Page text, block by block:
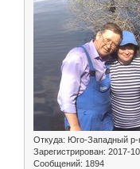
Откуда: Юго-Западный р-
Зарегистрирован: 2017-
Сообщений: 1894